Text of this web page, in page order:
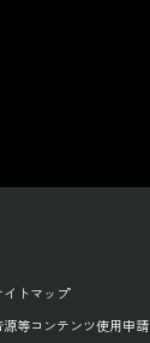
イトマップ
源等コンテンツ使用申請